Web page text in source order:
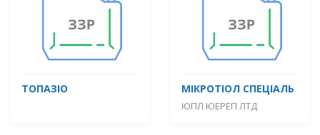
ТОПАЗІО МІКРОТІОЛ СПЕЦІАЛЬ
ЮПЛ ЮЕРЕП ЛТД